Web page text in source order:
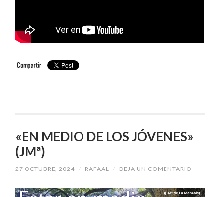
«EN MEDIO DE LOS JÓVENES»
(JMª)
27 OCTUBRE, 2024 / RAFAAL / DEJA UN COMENTARIO